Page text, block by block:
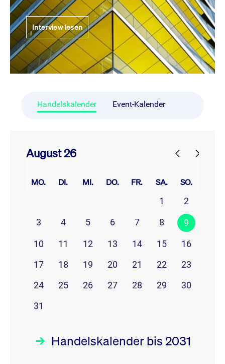
Interview lesen
Handelskalender Event-Kalender
August 26
MO. DI. MI. DO. FR. SA. SO.
1
2
3
4 5 6 7 8 9
10 11 12 13 14 15
16
17
18 19 20 21 22
23
24
25 26 27 28 29
30
31
Handelskalender bis 2031